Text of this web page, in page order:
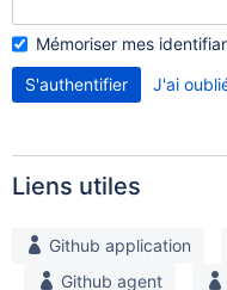
Mémoriser mes
J'ai
Liens utiles
Github application
Github agent